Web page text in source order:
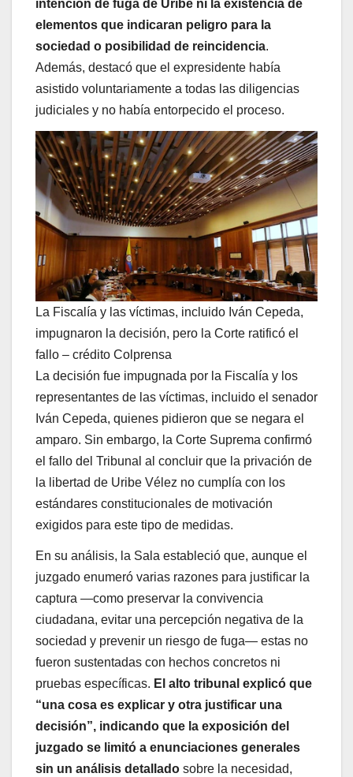
intención de fuga de Uribe ni la existencia de
elementos que indicaran peligro para la
sociedad o posibilidad de reincidencia.
Además, destacó que el expresidente había
asistido voluntariamente a todas las diligencias
judiciales y no había entorpecido el proceso.
La Fiscalía y las víctimas, incluido Iván Cepeda,
impugnaron la decisión, pero la Corte ratificó el
fallo – crédito Colprensa
La decisión fue impugnada por la Fiscalía y los
representantes de las víctimas, incluido el senador
Iván Cepeda, quienes pidieron que se negara el
amparo. Sin embargo, la Corte Suprema confirmó
el fallo del Tribunal al concluir que la privación de
la libertad de Uribe Vélez no cumplía con los
estándares constitucionales de motivación
exigidos para este tipo de medidas.
En su análisis, la Sala estableció que, aunque el
juzgado enumeró varias razones para justificar la
captura —como preservar la convivencia
ciudadana, evitar una percepción negativa de la
sociedad y prevenir un riesgo de fuga— estas no
fueron sustentadas con hechos concretos ni
pruebas específicas. El alto tribunal explicó que
“una cosa es explicar y otra justificar una
decisión”, indicando que la exposición del
juzgado se limitó a enunciaciones generales
sin un análisis detallado sobre la necesidad,